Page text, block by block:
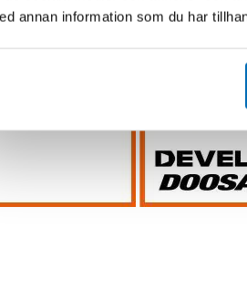
annan information som du har